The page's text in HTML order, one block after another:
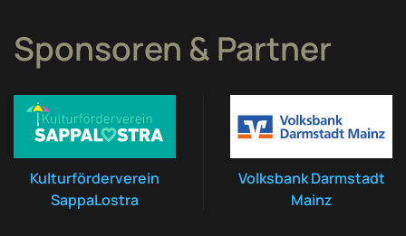
Sponsoren & Partner
Kulturförderverein
SappaLostra
Volksbank Darmstadt
Mainz